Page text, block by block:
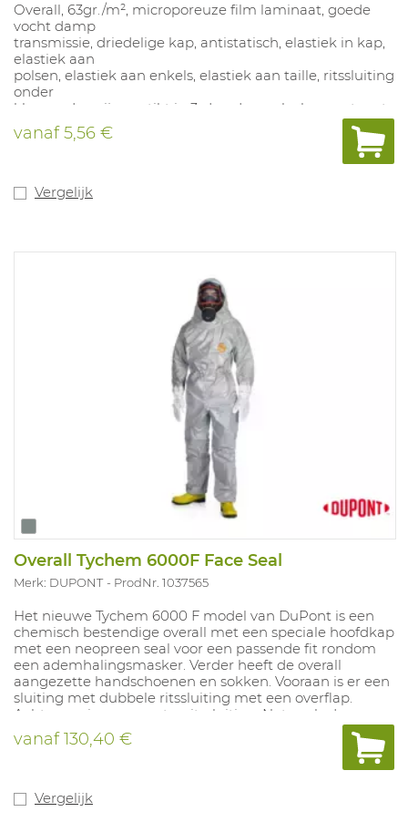
Overall, 63gr./m², microporeuze film laminaat, goede
vocht damp
transmissie, driedelige kap, antistatisch, elastiek in kap,
elastiek aan
polsen, elastiek aan enkels, elastiek aan taille, ritssluiting
onder
klep, naden zijn gestikt in 3-draads overlock en getapet
met stevige
band, ademend rugpand in blauwe Safegard.
vloeistoffen en
behandeling, voedingsmiddelen
prEN 13034 Type 6, EN 13982 Type 5.
vanaf5,56 €
Vergelijk
Overall Tychem 6000F Face Seal
Merk: DUPONT ProdNr. 1037565
Het nieuwe Tychem 6000 F model van DuPont is een
chemisch bestendige overall met een speciale hoofdkap
met een neopreen seal voor een passende fit rondom
een ademhalingsmasker. Verder heeft de overall
aangezette handschoenen en sokken. Vooraan is er een
sluiting met dubbele ritssluiting met een overflap.
Achteraan is er een extra ritssluiting. Net zoals de
standaard Tychem F overall heeft deze getapete naden
en biedt ze uitstekende bescherming tegen een brede
reeks aan chemicaliën. Beschikbare maten: S-5XL (S,
vanaf130,40 €
Vergelijk